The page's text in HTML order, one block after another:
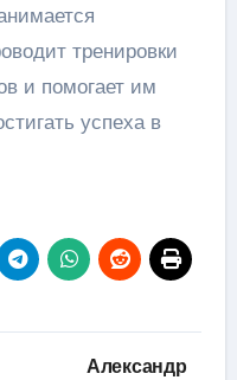
тренировки
и помогает им
успеха в
Александр